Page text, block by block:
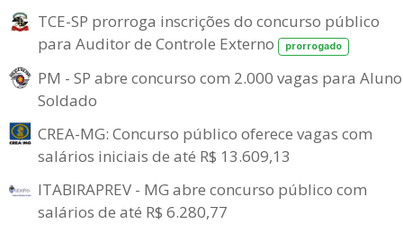
TCE-SP prorroga inscrições do concurso público
para Auditor de Controle Externo
prorrogado
PM - SP abre concurso com 2.000 vagas para
Soldado
CREA-MG: Concurso público oferece vagas com
salários iniciais de até R$ 13.609,13
ITABIRAPREV - MG abre concurso público com
salários de até R$ 6.280,77